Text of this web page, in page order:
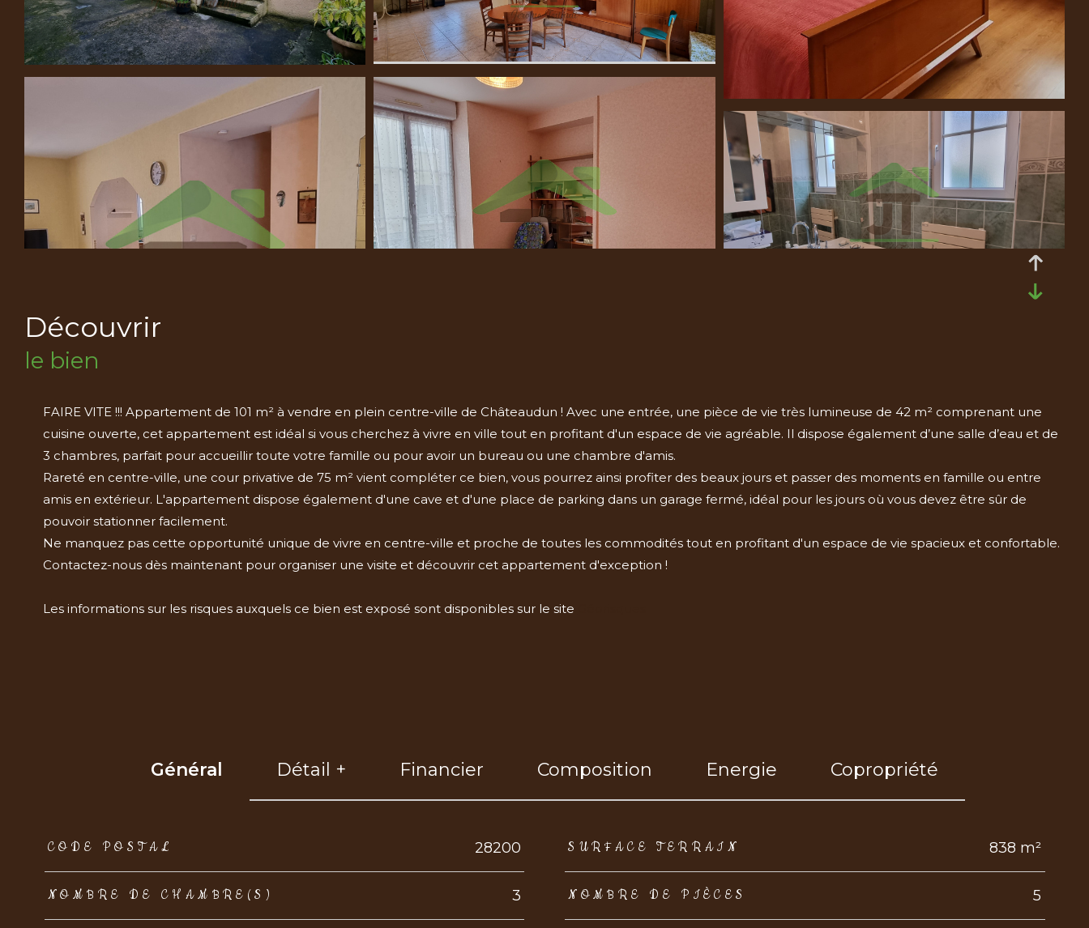
découvrir
le bien
FAIRE VITE !!! Appartement de 101 m² à vendre en plein centre-ville de Châteaudun ! Avec une entrée, une pièce de vie très lumineuse de 42 m² comprenant une
cuisine ouverte, cet appartement est idéal si vous cherchez à vivre en ville tout en profitant d'un espace de vie agréable. Il dispose également d’une salle d’eau et de
3 chambres, parfait pour accueillir toute votre famille ou pour avoir un bureau ou une chambre d'amis.
Rareté en centre-ville, une cour privative de 75 m² vient compléter ce bien, vous pourrez ainsi profiter des beaux jours et passer des moments en famille ou entre
amis en extérieur. L'appartement dispose également d'une cave et d'une place de parking dans un garage fermé, idéal pour les jours où vous devez être sûr de
pouvoir stationner facilement.
Ne manquez pas cette opportunité unique de vivre en centre-ville et proche de toutes les commodités tout en profitant d'un espace de vie spacieux et confortable.
Contactez-nous dès maintenant pour organiser une visite et découvrir cet appartement d'exception !
Les informations sur les risques auxquels ce bien est exposé sont disponibles sur le site
Général Détail + Financier Composition Energie Copropriété
TRAD_ZEPHYR_Caracteristique
CODE POSTAL 28200 SURFACE TERRAIN 838 m²
NOMBRE DE CHAMBRE(S) 3 NOMBRE DE PIÈCES 5